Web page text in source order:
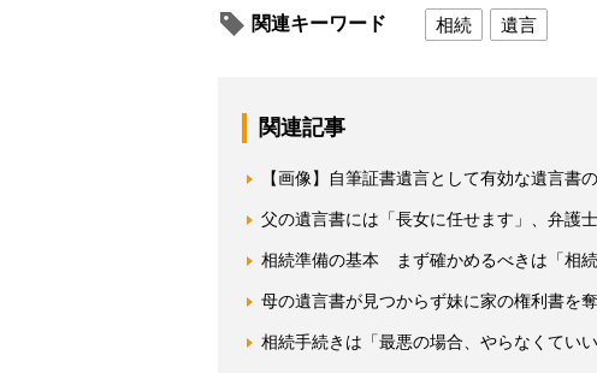
関連キーワード 相続 遺言
関連記事
【画像】自筆証書遺言として有効な遺言書
父の遺言書には「長女に任せます」、弁護
相続準備の基本 まず確かめるべきは「相
母の遺言書が見つからず妹に家の権利書を
相続手続きは「最悪の場合、やらなくてい